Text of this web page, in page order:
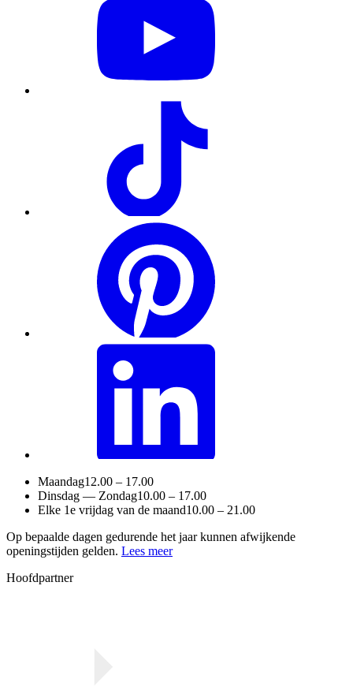
Maandag12.00 – 17.00
Dinsdag — Zondag10.00 – 17.00
Elke 1e vrijdag van de maand10.00 – 21.00
Op bepaalde dagen gedurende het jaar kunnen afwijkende
openingstijden gelden. Lees meer
Hoofdpartner